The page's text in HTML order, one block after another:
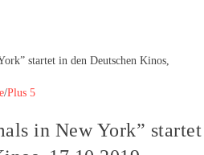
/Plus 5
in New York” startet